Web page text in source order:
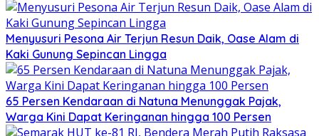
Menyusuri Pesona Air Terjun Resun Daik, Oase Alam di
Kaki Gunung Sepincan Lingga
65 Persen Kendaraan di Natuna Menunggak Pajak,
Warga Kini Dapat Keringanan hingga 100 Persen